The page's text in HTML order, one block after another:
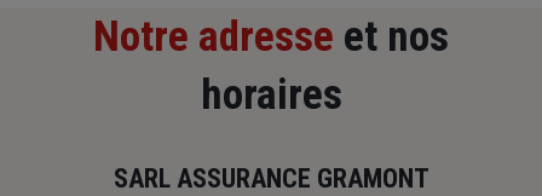
Notre adresse et nos
horaires
SARL ASSURANCE GRAMONT